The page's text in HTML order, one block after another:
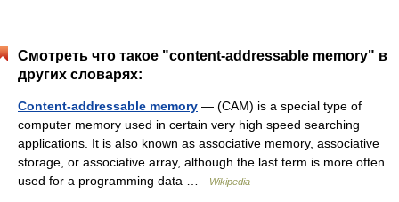
Смотреть что такое "content-addressable memory" в
других словарях:
Content-addressable memory — (CAM) is a special type of
computer memory used in certain very high speed searching
applications. It is also known as associative memory, associative
storage, or associative array, although the last term is more often
used for a programming data …
Wikipedia